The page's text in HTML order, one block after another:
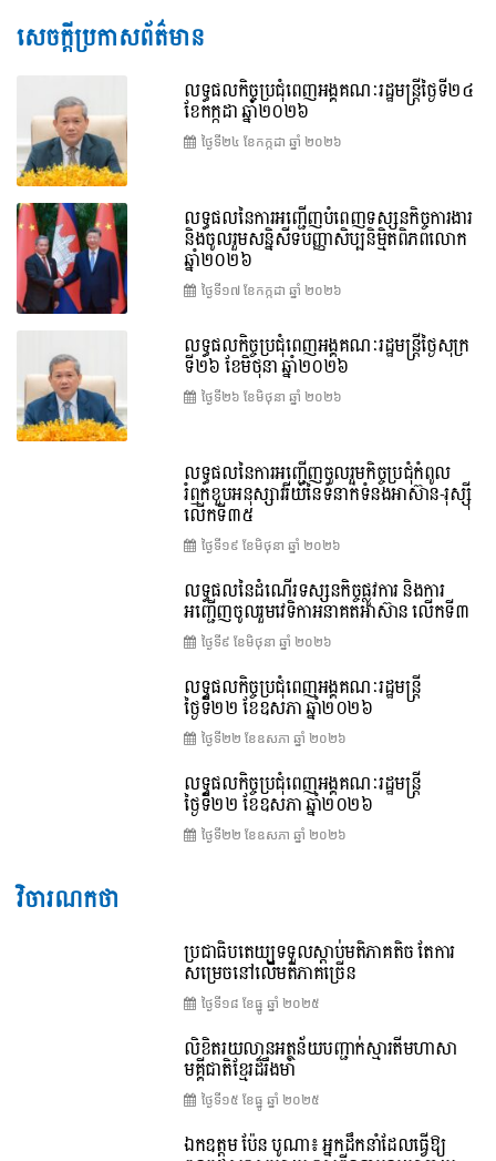
សេចក្តីប្រកាសព័ត៌មាន
លទ្ធផលកិច្ចប្រជុំពេញអង្គគណៈរដ្ឋមន្រ្តីថ្ងៃទី២៤
ខែកក្កដា ឆ្នាំ២០២៦
ថ្ងៃទី២៤ ខែ​កក្កដា ឆ្នាំ ២០២៦
លទ្ធផលនៃការអញ្ជើញបំពេញទស្សនកិច្ចការងារ
និងចូលរួមសន្និសីទបញ្ញាសិប្បនិម្មិតពិភពលោក
ឆ្នាំ២០២៦
ថ្ងៃទី១៧ ខែ​កក្កដា ឆ្នាំ ២០២៦
លទ្ធផលកិច្ចប្រជុំពេញអង្គគណៈរដ្ឋមន្រ្តីថ្ងៃសុក្រ
ទី២៦ ខែមិថុនា ឆ្នាំ២០២៦
ថ្ងៃទី២៦ ខែ​មិថុនា ឆ្នាំ ២០២៦
លទ្ធផលនៃការអញ្ជើញចូលរួមកិច្ចប្រជុំកំពូល
រំឭកខួបអនុស្សាវរីយ៍នៃទំនាក់ទំនងអាស៊ាន-រុស្ស៊ី
លើកទី៣៥
ថ្ងៃទី១៩ ខែ​មិថុនា ឆ្នាំ ២០២៦
លទ្ធផលនៃដំណើរទស្សនកិច្ចផ្លូវការ និងការ
អញ្ជើញចូលរួមវេទិកាអនាគតអាស៊ាន លើកទី៣
ថ្ងៃទី៩ ខែ​មិថុនា ឆ្នាំ ២០២៦
លទ្ធផលកិច្ចប្រជុំពេញអង្គគណៈរដ្ឋមន្ត្រី
ថ្ងៃទី២២ ខែឧសភា ឆ្នាំ២០២៦
ថ្ងៃទី២២ ខែ​ឧសភា ឆ្នាំ ២០២៦
លទ្ធផលកិច្ចប្រជុំពេញអង្គគណៈរដ្ឋមន្រ្តី
ថ្ងៃទី២២ ខែឧសភា ឆ្នាំ២០២៦
ថ្ងៃទី២២ ខែ​ឧសភា ឆ្នាំ ២០២៦
វិចារណកថា
ប្រជាធិបតេយ្យទទួលស្តាប់មតិភាគតិច តែការ
សម្រេចនៅលើមតិភាគច្រើន
ថ្ងៃទី១៨ ខែ​ធ្នូ ឆ្នាំ ២០២៥
លិខិតរយលានអត្ថន័យបញ្ជាក់ស្មារតីមហាសា
មគ្គីជាតិខ្មែរដ៏រឹងមាំ
ថ្ងៃទី១៥ ខែ​ធ្នូ ឆ្នាំ ២០២៥
ឯកឧត្តម ប៉ែន បូណា៖ អ្នកដឹកនាំដែលធ្វើឱ្យ